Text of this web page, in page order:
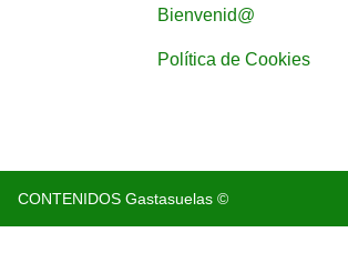
Bienvenid@
Política de Cookies
CONTENIDOS Gastasuelas ©